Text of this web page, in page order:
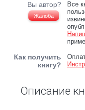
Вы автор?
Жалоба
Все
Как получить
книгу?
Описание